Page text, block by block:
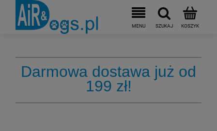
Darmowa dostawa już od
199 zł!